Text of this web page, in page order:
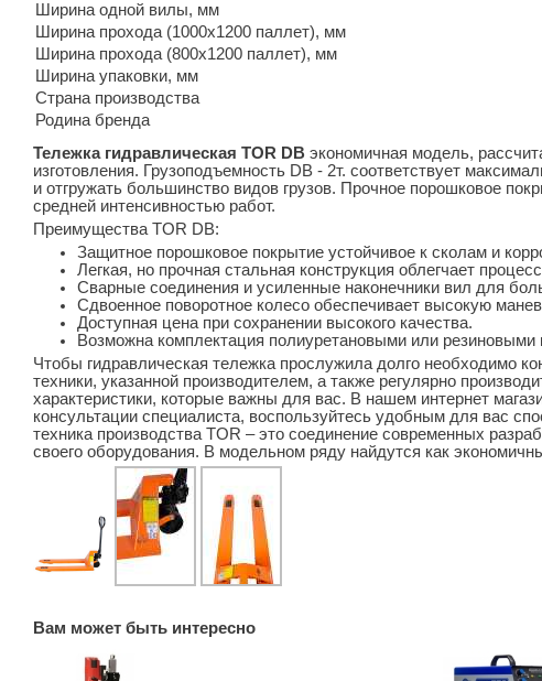
Ширина одной вилы, мм
Ширина прохода (1000х1200 паллет), мм
Ширина прохода (800х1200 паллет), мм
Ширина упаковки, мм
Страна производства
Родина бренда
Тележка гидравлическая TOR DB экономичная модель,
изготовления. Грузоподъемность DB - 2т. соответствует
и отгружать большинство видов грузов. Прочное порошковое
средней интенсивностью работ.
Преимущества TOR DB:
Защитное порошковое покрытие устойчивое к сколам и
Легкая, но прочная стальная конструкция облегчает
Сварные соединения и усиленные наконечники вил для
Сдвоенное поворотное колесо обеспечивает высокую
Доступная цена при сохранении высокого качества.
Возможна комплектация полиуретановыми или резиновыми
Чтобы гидравлическая тележка прослужила долго необходимо
техники, указанной производителем, а также регулярно
характеристики, которые важны для вас. В нашем интернет
консультации специалиста, воспользуйтесь удобным для вас
техника производства TOR – это соединение современных
своего оборудования. В модельном ряду найдутся как
Вам может быть интересно